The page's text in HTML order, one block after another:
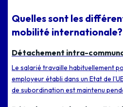
Quelles sont les
mobilité internationale?
Détachement intra-
Le salarié travaille habituellement
employeur établi dans un Etat de
de subordination est maintenu